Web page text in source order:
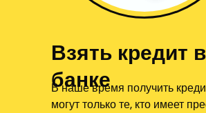
В наше время получить
могут только те, кто имеет
Взять кредит в
банке